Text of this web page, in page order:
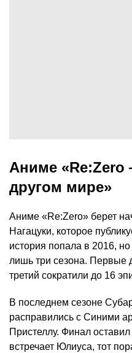
Аниме
другом мире»
Аниме «Re:Zero» берет
Нагацуки, которое
история попала в 2016,
лишь три сезона. Первые
третий сократили до 16
В последнем сезоне
расправились с Синими
Пристеллу. Финал оставил
встречает Юлиуса, тот